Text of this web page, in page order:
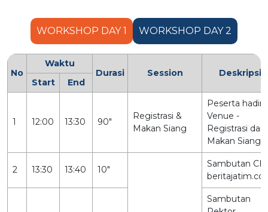
WORKSHOP DAY 1 WORKSHOP DAY 2
No
Waktu
Durasi
Session
Deskripsi
Start
End
1 12:00 13:30 90"
Registrasi &
Makan Siang
Peserta hadir
Venue -
Registrasi dan
Makan Siang
2 13:30 13:40 10"
Sambutan
Sambutan